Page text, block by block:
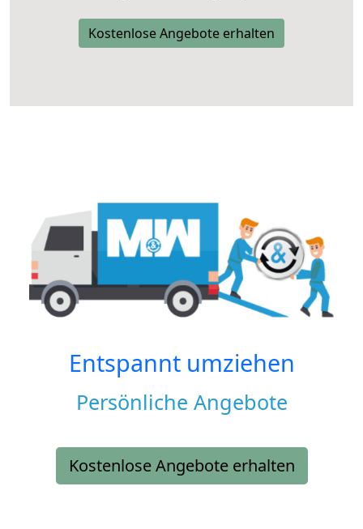
Kostenlose Angebote erhalten
Entspannt umziehen
Persönliche Angebote
Kostenlose Angebote erhalten